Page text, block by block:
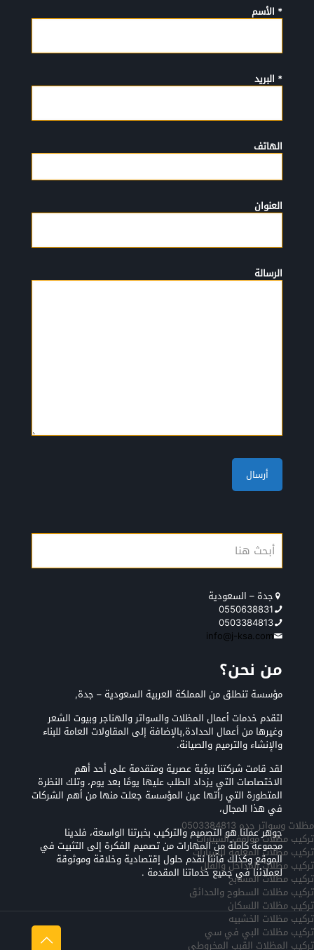
* الأسم
* البريد
الهاتف
العنوان
الرسالة
جدة – السعودية
0550638831
0503384813
info@j-ksa.com
من نحن؟
مؤسسة تنطلق من المملكة العربية السعودية – جدة,
لتقدم خدمات أعمال المظلات والسواتر والهناجر وبيوت الشعر
وغيرها من أعمال الحدادة,بالإضافة إلى المقاولات العامة للبناء
والإنشاء والترميم والصيانة.
لقد قامت شركتنا برؤية عصرية ومتقدمة على أحد أهم
الاختصاصات التي يزداد الطلب عليها يومًا بعد يوم، وتلك النظرة
المتطورة التي رأتها عين المؤسسة جعلت منها من أهم الشركات
في هذا المجال،
جوهر عملنا هو التصميم والتركيب بخبرتنا الواسعة، فلدينا
مجموعة كاملة من المهارات من تصميم الفكرة إلى التثبيت في
الموقع وكذلك فأننا نقدم حلول إقتصادية وخلاقة وموثوقة
لعملائنا في جميع خدماتنا المقدمة .
مظلات وسواتر جده 0503384813
تركيب مظلات مواقف السيارات
تركيب مظلات المعلقه للسيارات
تركيب مظلات المداخل والفلل
تركيب مظلات المسابح
تركيب مظلات السطوح والحدائق
تركيب مظلات اللسكان
تركيب مظلات الخشبيه
تركيب مظلات البي في سي
تركيب المظلات القبب المخروطي